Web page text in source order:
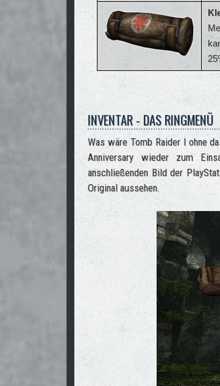
INVENTAR - DAS RINGMENÜ
Was wäre Tomb Raider I ohne
Anniversary wieder zum
anschließenden Bild der
Original aussehen.